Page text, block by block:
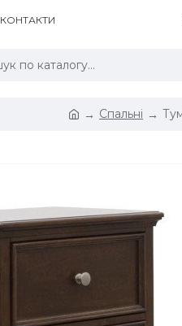
КОНТАКТИ
Спальні